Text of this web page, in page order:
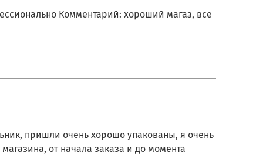
Комментарий: хороший магаз, все
пришли очень хорошо упакованы, я очень
от начала заказа и до момента